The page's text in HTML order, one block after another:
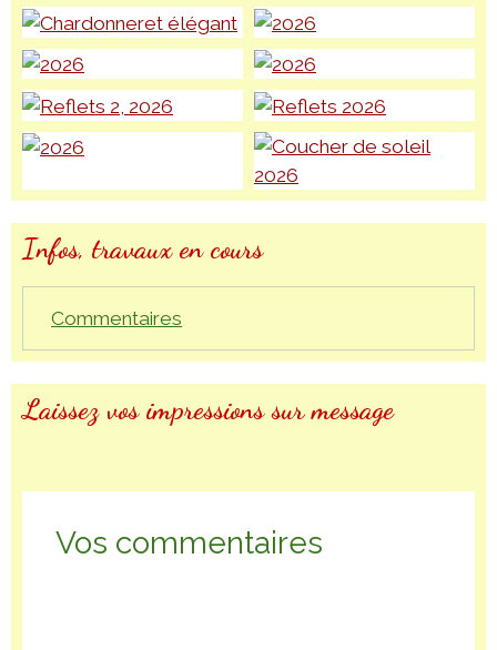
Infos, travaux en cours
Commentaires
Laissez vos impressions sur message
Vos commentaires